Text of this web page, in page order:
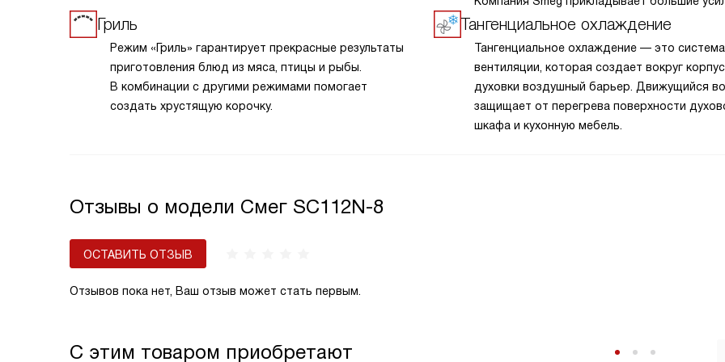
Гриль
Режим «Гриль» гарантирует прекрасные результаты
приготовления блюд из мяса, птицы и рыбы.
В комбинации с другими режимами помогает
создать хрустящую корочку.
того, чтобы сделать технику экономичной и
Тангенциальное охлаждение
Тангенциальное охлаждение — это система
вентиляции, которая создает вокруг
духовки воздушный барьер. Движущийся
защищает от перегрева поверхности
шкафа и кухонную мебель.
Отзывы о модели Смег SC112N-8
ОСТАВИТЬ ОТЗЫВ
Отзывов пока нет, Ваш отзыв может стать первым.
С этим товаром приобретают